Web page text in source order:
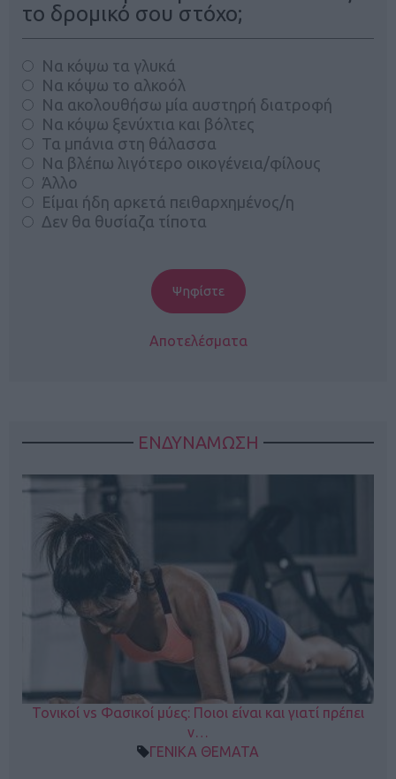
το δρομικό σου στόχο;
Να κόψω τα γλυκά
Να κόψω το αλκοόλ
Να ακολουθήσω μία αυστηρή διατροφή
Να κόψω ξενύχτια και βόλτες
Τα μπάνια στη θάλασσα
Να βλέπω λιγότερο οικογένεια/φίλους
Άλλο
Είμαι ήδη αρκετά πειθαρχημένος/η
Δεν θα θυσίαζα τίποτα
Αποτελέσματα
ΕΝΔΥΝΑΜΩΣΗ
Τονικοί vs Φασικοί μύες: Ποιοι είναι και γιατί πρέπει
ν…
ΓΕΝΙΚΑ ΘΕΜΑΤΑ